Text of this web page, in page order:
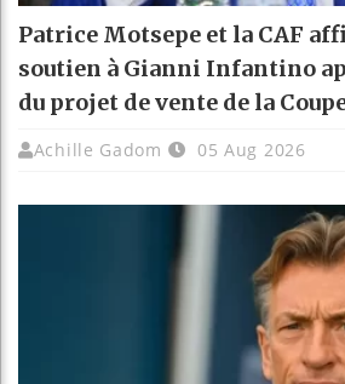
Patrice Motsepe et la CAF
soutien à Gianni Infantino
du projet de vente de la
Achille Gadom 05 Aug 2026